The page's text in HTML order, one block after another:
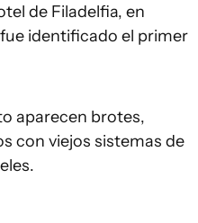
de Filadelfia, en
identificado el primer
aparecen brotes,
con viejos sistemas de